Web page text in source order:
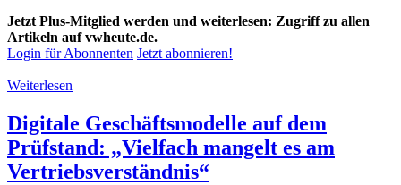
Jetzt Plus-Mitglied werden und weiterlesen: Zugriff zu allen
Artikeln auf vwheute.de.
Login für Abonnenten Jetzt abonnieren!
Weiterlesen
Digitale Geschäftsmodelle auf dem
Prüfstand: „Vielfach mangelt es am
Vertriebsverständnis“